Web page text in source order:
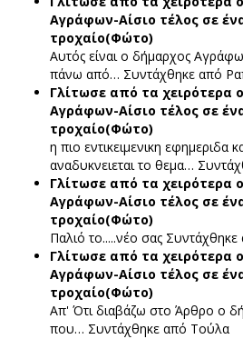
Αγράφων-Αίσιο τέλος σε
τροχαίο(Φώτο)
Αυτός είναι ο δήμαρχος
πάνω από… Συντάχθηκε από
Γλίτωσε από τα χειρότερα
Αγράφων-Αίσιο τέλος σε
τροχαίο(Φώτο)
η πιο εντικειμενικη εφημεριδα
αναδυκνειεται το θεμα…
Γλίτωσε από τα χειρότερα
Αγράφων-Αίσιο τέλος σε
τροχαίο(Φώτο)
Παλιό το.....νέο σας Συντάχθηκε
Γλίτωσε από τα χειρότερα
Αγράφων-Αίσιο τέλος σε
τροχαίο(Φώτο)
Απ' Ότι διαβάζω στο Άρθρο ο
που… Συντάχθηκε από Τούλα